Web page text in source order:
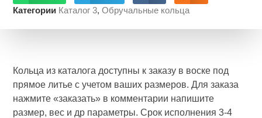
Категории Каталог 3,Обручальные кольца
Кольца из каталога доступны к заказу в воске под
прямое литье с учетом ваших размеров. Для заказа
нажмите «заказать» в комментарии напишите
размер, вес и др параметры. Срок исполнения 3-4